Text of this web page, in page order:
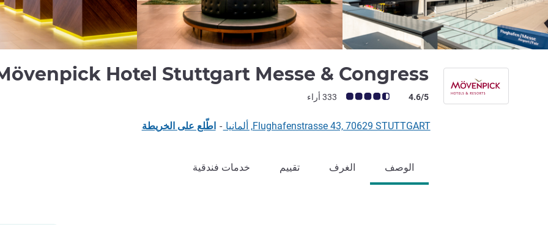
Hotel Stuttgart Messe & Congress
ملاحظة أراء العملاء (رأي ALL)
4.6/5 333 أراء
Flughafenstrasse 43, 70629 STUTTGART, ألمانيا - اطّلع على الخريطة
الوصف الغرف تقييم خدمات فندقية